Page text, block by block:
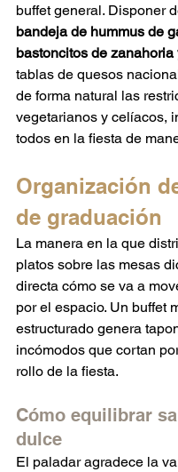
buffet general. Disponer
bandeja de hummus de
bastoncitos de zanahoria
tablas de quesos
de forma natural las
vegetarianos y celíacos,
todos en la fiesta de
Organización
de graduación
La manera en la que
platos sobre las mesas
directa cómo se va a
por el espacio. Un buffet
estructurado genera
incómodos que cortan
rollo de la fiesta.
Cómo equilibrar
dulce
El paladar agradece la